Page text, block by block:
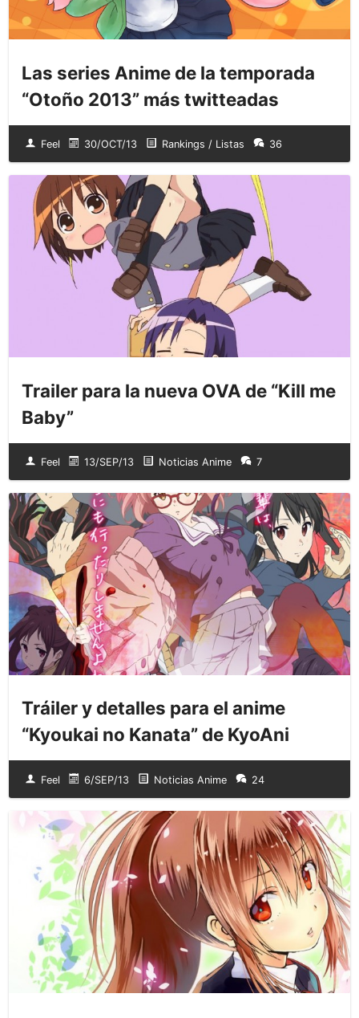
Las series Anime de la temporada
“Otoño 2013” más twitteadas
Feel 30/OCT/13 Rankings / Listas 36
Trailer para la nueva OVA de “Kill me
Baby”
Feel 13/SEP/13 Noticias Anime 7
Tráiler y detalles para el anime
“Kyoukai no Kanata” de KyoAni
Feel 6/SEP/13 Noticias Anime 24